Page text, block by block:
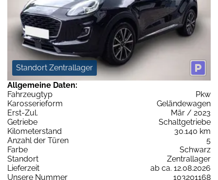
Standort Zentrallager
Allgemeine Daten:
Fahrzeugtyp
Pkw
Karosserieform
Geländewagen
Erst-Zul.
Mär / 2023
Getriebe
Schaltgetriebe
Kilometerstand
30.140 km
Anzahl der Türen
5
Farbe
Schwarz
Standort
Zentrallager
Lieferzeit
ab ca. 12.08.2026
Unsere Nummer
103201168